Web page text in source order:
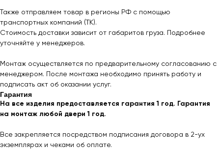
Также отправляем товар в регионы РФ с помощью
транспортных компаний (ТК).
Стоимость доставки зависит от габаритов груза. Подробнее
уточняйте у менеджеров.
Монтаж осуществляется по предварительному согласованию с
менеджером. После монтажа необходимо принять работу и
подписать акт об оказании услуг.
Гарантия
На все изделия предоставляется гарантия 1 год. Гарантия
на монтаж любой двери 1 год.
Все закрепляется посредством подписания договора в 2-ух
экземплярах и чеками об оплате.